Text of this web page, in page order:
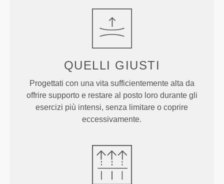
QUELLI GIUSTI
Progettati con una vita sufficientemente alta da
offrire supporto e restare al posto loro durante gli
esercizi più intensi, senza limitare o coprire
eccessivamente.